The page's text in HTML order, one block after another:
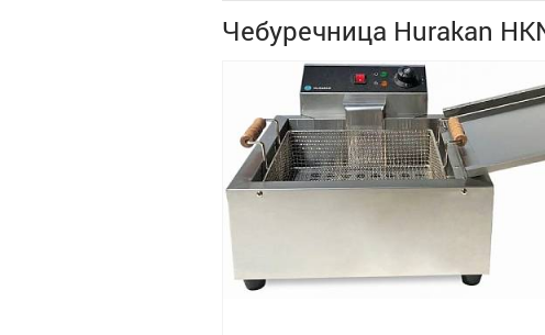
Чебуречница Hurakan